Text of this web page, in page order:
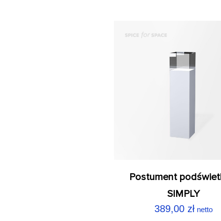
Postument
SIMPLY
389,00 zł netto